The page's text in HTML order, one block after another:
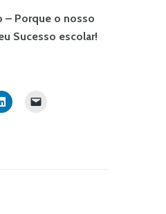
– Porque o nosso
Sucesso escolar!